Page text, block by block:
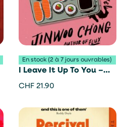
En stock (2 à 7 jours ouvrables)
I Leave It Up To You –
Chong Jin-woo
CHF 21.90